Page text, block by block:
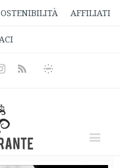
AFFILIATI
Rss
Informativa